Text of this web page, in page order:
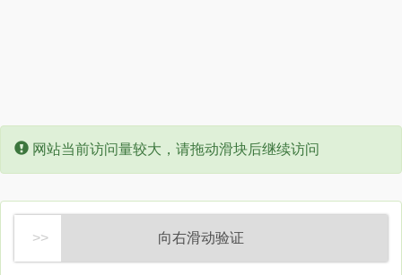
Error:
网站当前访问量较大，请拖动滑块后继续访问
向右滑动验证